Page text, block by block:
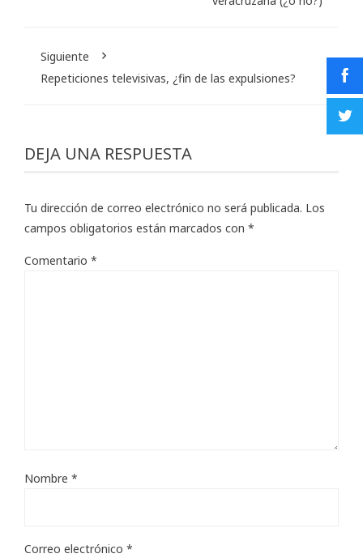
Siguiente
Repeticiones televisivas, ¿fin de las expulsiones?
DEJA UNA RESPUESTA
Tu dirección de correo electrónico no será publicada. Los
campos obligatorios están marcados con *
Comentario *
Nombre *
Correo electrónico *